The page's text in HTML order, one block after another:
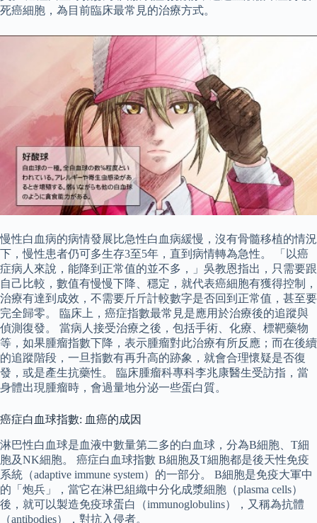
死癌細胞，為目前臨床最常見的治療方式。
慢性白血病的病情發展比急性白血病緩慢，沒有骨髓移植的情況
下，慢性患者仍可多生存3至5年，直到病情轉為急性。 「以癌
症病人來說，能降到正常值的並不多，」吳教恩指出，只需要跟
自己比較，數值有慢慢下降、穩定，就代表癌細胞有獲得控制，
治療有達到成效，不需要斤斤計較數字是否回到正常值，甚至要
完全歸零。 臨床上，癌症指數最常見是應用於治療後的追蹤與
偵測復發。 當病人接受治療之後，包括手術、化療、標靶藥物
等，如果腫瘤指數下降，表示腫瘤對此治療有所反應；而在後續
的追蹤階段，一旦指數有再升高的跡象，就會合理懷疑是否復
發，或是產生抗藥性。 臨床腫瘤科專科李兆康醫生受訪指，當
身體出現腫瘤時，會過量地分泌一些蛋白質。
癌症白血球指數: 血癌的成因
淋巴性白血球是血液中數量第二多的白血球，分為B細胞、T細
胞及NK細胞。 癌症白血球指數 B細胞及T細胞都是後天性免疫
系統（adaptive immune system）的一部分。 B細胞是免疫大軍中
的「炮兵」，當它在淋巴組織中分化成漿細胞（plasma cells）
後，就可以製造免疫球蛋白（immunoglobulins），又稱為抗體
（antibodies），對抗入侵者。